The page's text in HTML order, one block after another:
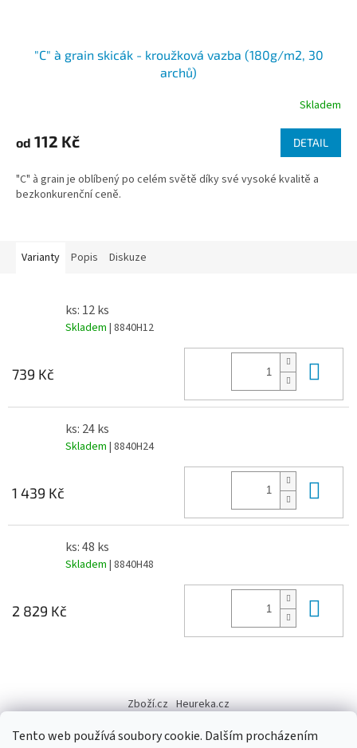
Tento web používá soubory cookie. Dalším procházením
"C" à grain skicák - kroužková vazba (180g/m2, 30
archů)
Skladem
od 112 Kč DETAIL
"C" à grain je oblíbený po celém světě díky své vysoké kvalitě a
bezkonkurenční ceně.
Varianty Popis Diskuze
ks: 12 ks
Skladem | 8840H12
739 Kč
ks: 24 ks
Skladem | 8840H24
1 439 Kč
ks: 48 ks
Skladem | 8840H48
2 829 Kč
p
Zboží.cz Heureka.cz